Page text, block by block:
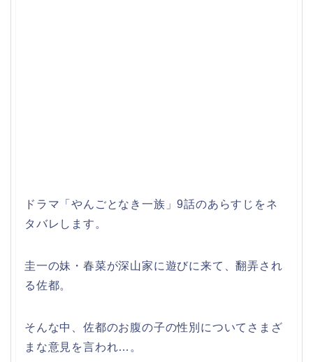
ドラマ「やんごとなき一族」9話のあらすじをネ
タバレします。
圭一の妹・春菜が深山家に遊びに来て、翻弄され
る佐都。
そんな中、佐都のお腹の子の性別についてさまざ
まな意見を言われ…。